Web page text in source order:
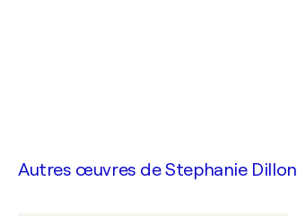
Autres œuvres deStephanie Dillon